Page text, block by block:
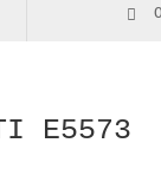
E5573